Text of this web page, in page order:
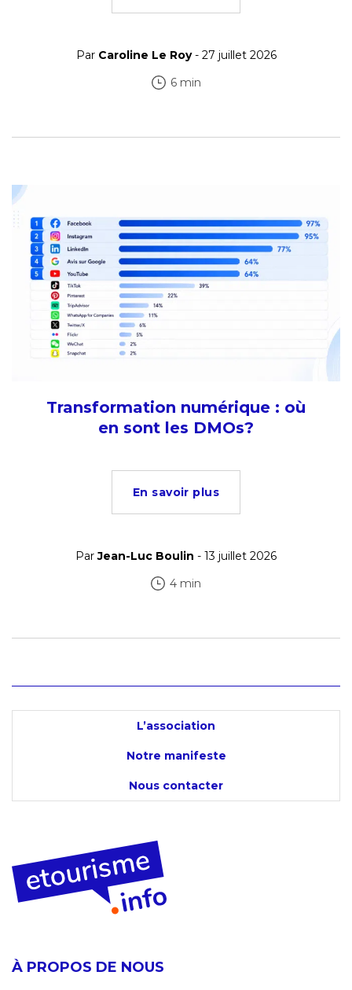
Par Caroline Le Roy- 27 juillet 2026
6 min
Transformation numérique : où
en sont les DMOs?
En savoir plus
ParJean-Luc Boulin - 13 juillet 2026
4 min
L’association
Notre manifeste
Nous contacter
À PROPOS DE NOUS